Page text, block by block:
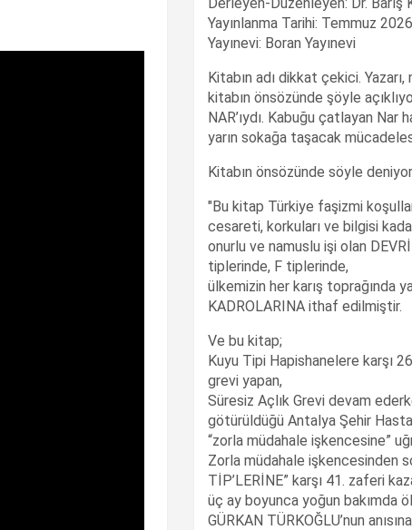
Yayınlanma Tarihi: Temmuz 2026
Yayınevi: Boran Yayınevi
Kitabın adı dikkat çekici.
kitabın önsözünde şöyle
NAR’ıydı. Kabuğu çatlayan Nar
yarın sokağa taşacak
Kitabın önsözünde söyle
"Bu kitap Türkiye faşizmi
cesareti, korkuları ve bilgisi
onurlu ve namuslu işi olan
tiplerinde, F tiplerinde,
ülkemizin her karış toprağında
KADROLARINA ithaf edilmiştir.
Ve bu kitap;
Kuyu Tipi Hapishanelere karşı
grevi yapan,
Süresiz Açlık Grevi devam
götürüldüğü Antalya Şehir
“zorla müdahale işkencesine”
Zorla müdahale işkencesinden
TİP’LERİNE” karşı 41. zaferi
üç ay boyunca yoğun bakımda
GÜRKAN TÜRKOĞLU’nun